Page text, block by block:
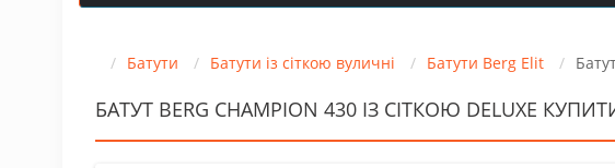
Батути Батути із сіткою вуличні Батути Berg Elit
БАТУТ BERG CHAMPION 430 ІЗ СІТКОЮ DELUXE